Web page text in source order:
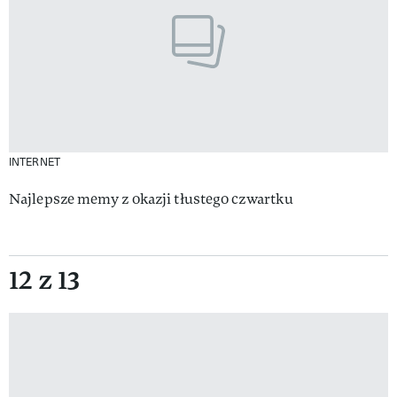
INTERNET
Najlepsze memy z okazji tłustego czwartku
12 z 13